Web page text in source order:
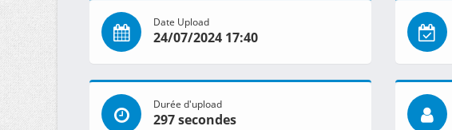
Date Upload
24/07/2024 17:40
Durée d'upload
297 secondes